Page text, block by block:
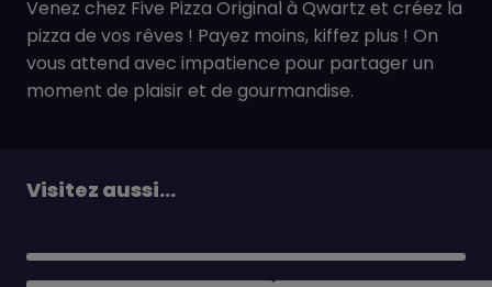
Venez chez Five Pizza Original à Qwartz et créez la
pizza de vos rêves ! Payez moins, kiffez plus ! On
vous attend avec impatience pour partager un
moment de plaisir et de gourmandise.
Visitez aussi...